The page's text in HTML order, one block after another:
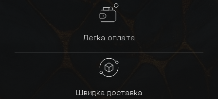
Легка оплата
Швидка доставка